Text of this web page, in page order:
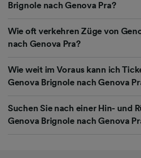
Brignole nach Genova Pra?
Wie oft verkehren Züge von
nach Genova Pra?
Wie weit im Voraus kann ich
Genova Brignole nach Genova
Suchen Sie nach einer Hin- und
Genova Brignole nach Genova